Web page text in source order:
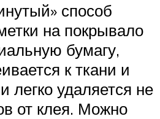
способ
на покрывало
бумагу,
к ткани и
легко удаляется не
от клея. Можно